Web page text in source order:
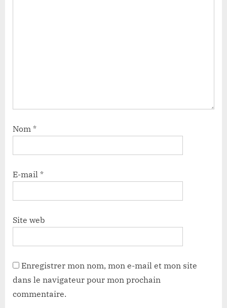
Nom *
E-mail *
Site web
Enregistrer mon nom, mon e-mail et mon site
dans le navigateur pour mon prochain
commentaire.